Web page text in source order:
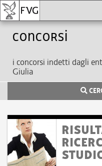
Concorsi
i concorsi indetti dagli
Giulia